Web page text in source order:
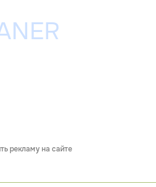
рекламу на сайте